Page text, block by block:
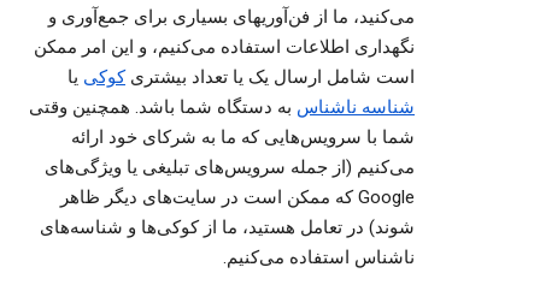
می‌کنید، ما از فن‌آوریهای بسیاری برای جمع‌آوری و
نگهداری اطلاعات استفاده می‌کنیم، و این امر ممکن
است شامل ارسال یک یا تعداد بیشتریکوکی یا
شناسه ناشناس به دستگاه شما باشد. همچنین وقتی
شما با سرویس‌هایی که ما به شرکای خود ارائه
می‌کنیم (از جمله سرویس‌های تبلیغی یا ویژگی‌های
Google که ممکن است در سایت‌های دیگر ظاهر
شوند) در تعامل هستید، ما از کوکی‌ها و شناسه‌های
ناشناس استفاده می‌کنیم.